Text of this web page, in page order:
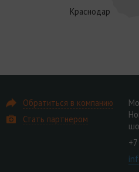
Краснодар
Обратиться в компанию
Стать партнером